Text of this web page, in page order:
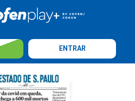
ENTRAR